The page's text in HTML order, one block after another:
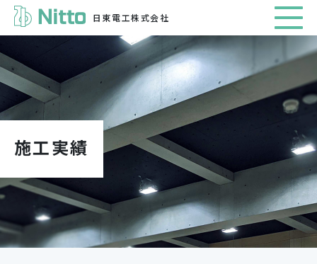
日東電工株式会社
施工実績